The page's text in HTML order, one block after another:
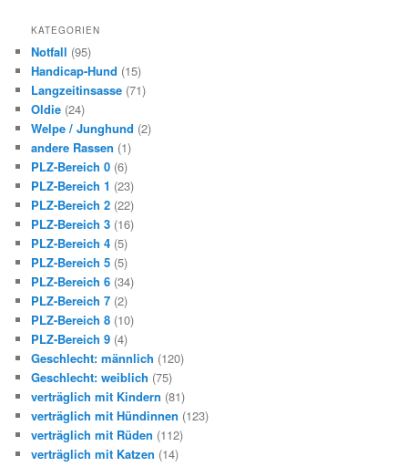
KATEGORIEN
Notfall (95)
Handicap-Hund (15)
Langzeitinsasse (71)
Oldie (24)
Welpe / Junghund (2)
andere Rassen (1)
PLZ-Bereich 0 (6)
PLZ-Bereich 1 (23)
PLZ-Bereich 2 (22)
PLZ-Bereich 3 (16)
PLZ-Bereich 4 (5)
PLZ-Bereich 5 (5)
PLZ-Bereich 6 (34)
PLZ-Bereich 7 (2)
PLZ-Bereich 8 (10)
PLZ-Bereich 9 (4)
Geschlecht: männlich (120)
Geschlecht: weiblich (75)
verträglich mit Kindern (81)
verträglich mit Hündinnen (123)
verträglich mit Rüden (112)
verträglich mit Katzen (14)